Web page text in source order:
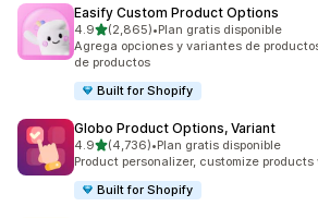
Easify Custom Product Options
4.9de 5 estrellas
(2,865)
2865 reseñas en total
•Plan gratis disponible
Agrega opciones y variantes de
de productos
Built for Shopify
Globo Product Options, Variant
4.9de 5 estrellas
(4,736)
4736 reseñas en total
•Plan gratis disponible
Product personalizer, customize
Built for Shopify